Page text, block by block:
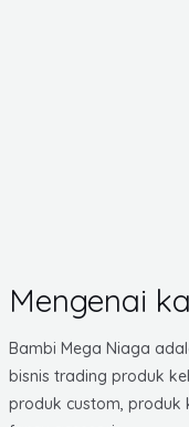
Mengenai
Bambi Mega Niaga
bisnis trading produk
produk custom, produk